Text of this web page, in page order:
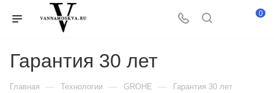
0
Гарантия 30 лет
Главная — Технологии — GROHE — Гарантия 30 лет